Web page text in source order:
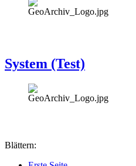
System (Test)
Blättern: